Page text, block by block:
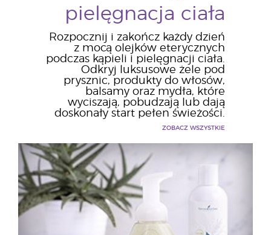
pielęgnacja ciała
Rozpocznij i zakończ każdy dzień
z mocą olejków eterycznych
podczas kąpieli i pielęgnacji ciała.
Odkryj luksusowe żele pod
prysznic, produkty do włosów,
balsamy oraz mydła, które
wyciszają, pobudzają lub dają
doskonały start pełen świeżości.
ZOBACZ WSZYSTKIE